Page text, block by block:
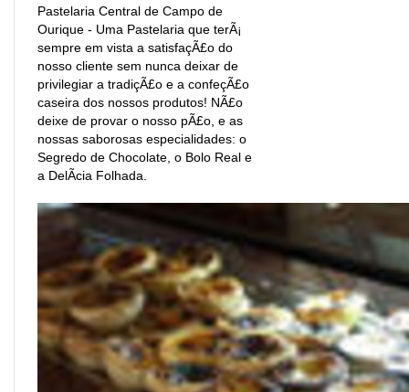
Pastelaria Central de Campo de
Ourique - Uma Pastelaria que terÃ¡
sempre em vista a satisfaçÃ£o do
nosso cliente sem nunca deixar de
privilegiar a tradiçÃ£o e a confeçÃ£o
caseira dos nossos produtos! NÃ£o
deixe de provar o nosso pÃ£o, e as
nossas saborosas especialidades: o
Segredo de Chocolate, o Bolo Real e
a DelÃ­cia Folhada.